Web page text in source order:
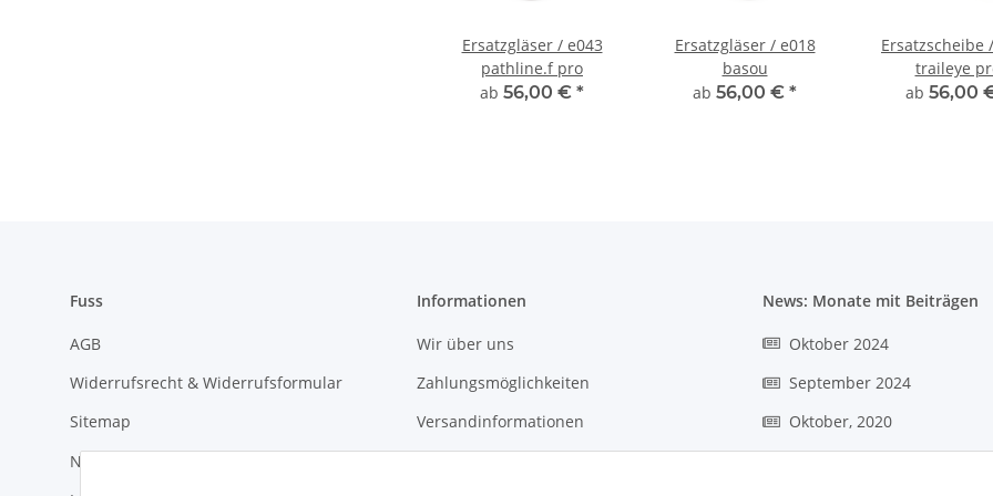
Ersatzgläser / e043
pathline.f pro
ab 56,00 € *
Ersatzgläser / e018
basou
ab 56,00 € *
Ersatzscheibe
traileye
ab 56,00
Fuss
AGB
Widerrufsrecht & Widerrufsformular
Sitemap
News
Informationen
Wir über uns
Zahlungsmöglichkeiten
Versandinformationen
News: Monate mit Beiträgen
Oktober 2024
September 2024
Oktober, 2020